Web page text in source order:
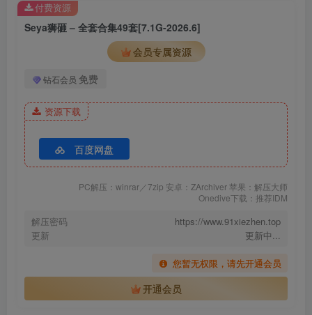
[10.27]
Seya-狮砸 – NO.043 原神 枫原万叶 [9P-88MB]
[10.9]
[9.14]
Seya-狮砸 – NO.041 无期迷途 可可莉克[12P-141M]
Seya-狮砸 – NO.040 胜利女神：妮姬 爱丽丝 原皮 [12P-159MB]
Seya-狮砸 – NO.039 蔚蓝档案 妃咲 旗袍[12P-138.2M]
Seya-狮砸 – NO.038 电锯人 三鹰朝 [8P-65MB]
Seya狮砸 – 全套合集49套[7.1G-2026.6]
会员专属资源
钻石会员 免费
资源下载
百度网盘
PC解压：winrar／7zip 安卓：ZArchiver 苹果：解压大师
Onedive下载：推荐IDM
解压密码
https://www.91xiezhen.top
更新
更新中...
您暂无权限，请先开通会员
开通会员
付费资源